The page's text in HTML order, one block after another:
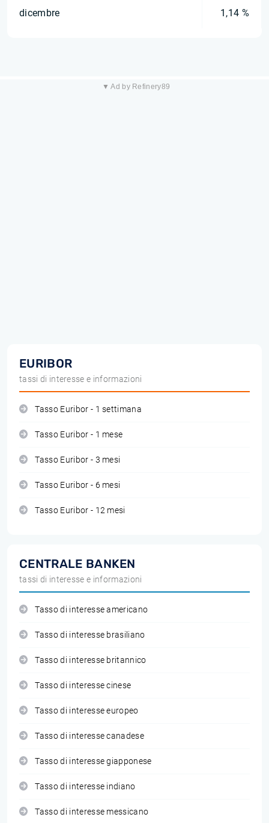
dicembre 1,14 %
▼ Ad by Refinery89
EURIBOR
tassi di interesse e informazioni
Tasso Euribor - 1 settimana
Tasso Euribor - 1 mese
Tasso Euribor - 3 mesi
Tasso Euribor - 6 mesi
Tasso Euribor - 12 mesi
CENTRALE BANKEN
tassi di interesse e informazioni
Tasso di interesse americano
Tasso di interesse brasiliano
Tasso di interesse britannico
Tasso di interesse cinese
Tasso di interesse europeo
Tasso di interesse canadese
Tasso di interesse giapponese
Tasso di interesse indiano
Tasso di interesse messicano